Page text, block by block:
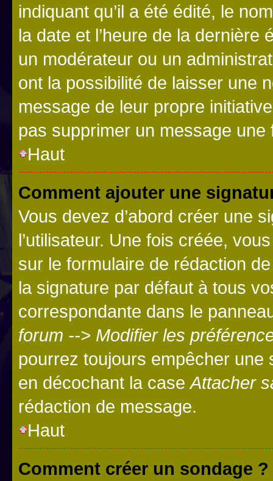
indiquant qu’il a été édité, le
la date et l’heure de la dernière
un modérateur ou un
ont la possibilité de laisser une
message de leur propre
pas supprimer un message une
Haut
Comment ajouter une
Vous devez d’abord créer une
l’utilisateur. Une fois créée,
sur le formulaire de rédaction
la signature par défaut à tous
correspondante dans le
forum --> Modifier les
pourrez toujours empêcher une
en décochant la case Attacher
rédaction de message.
Haut
Comment créer un sondage ?